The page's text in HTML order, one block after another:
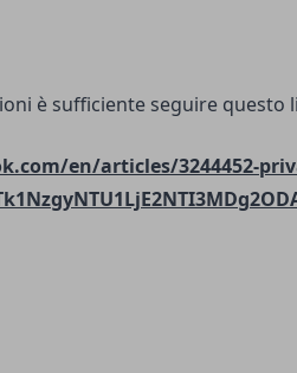
è sufficiente seguire questo
en/articles/3244452-